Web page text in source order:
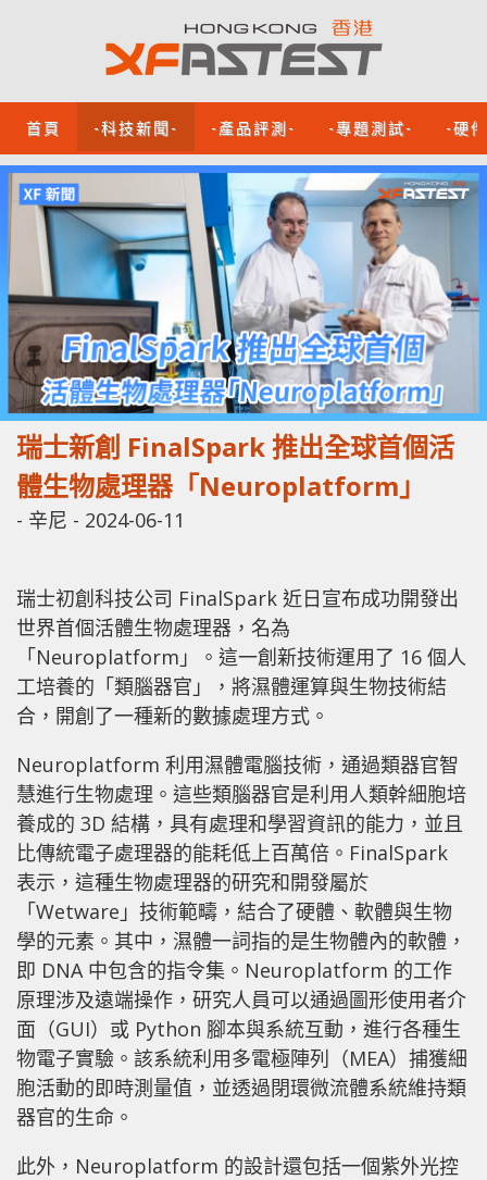
首頁 -科技新聞- -產品評測- -專題測試- -硬
瑞士新創 FinalSpark 推出全球首個活
體生物處理器「Neuroplatform」
- 辛尼 - 2024-06-11
瑞士初創科技公司 FinalSpark 近日宣布成功開發出
世界首個活體生物處理器，名為
「Neuroplatform」。這一創新技術運用了 16 個人
工培養的「類腦器官」，將濕體運算與生物技術結
合，開創了一種新的數據處理方式。
Neuroplatform 利用濕體電腦技術，通過類器官智
慧進行生物處理。這些類腦器官是利用人類幹細胞培
養成的 3D 結構，具有處理和學習資訊的能力，並且
比傳統電子處理器的能耗低上百萬倍。FinalSpark
表示，這種生物處理器的研究和開發屬於
「Wetware」技術範疇，結合了硬體、軟體與生物
學的元素。其中，濕體一詞指的是生物體內的軟體，
即 DNA 中包含的指令集。Neuroplatform 的工作
原理涉及遠端操作，研究人員可以通過圖形使用者介
面（GUI）或 Python 腳本與系統互動，進行各種生
物電子實驗。該系統利用多電極陣列（MEA）捕獲細
胞活動的即時測量值，並透過閉環微流體系統維持類
器官的生命。
此外，Neuroplatform 的設計還包括一個紫外光控